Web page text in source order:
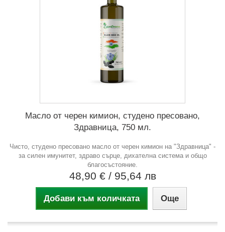
Масло от черен кимион, студено пресовано,
Здравница, 750 мл.
Чисто, студено пресовано масло от черен кимион на "Здравница" -
за силен имунитет, здраво сърце, дихателна система и общо
благосъстояние.
48,90 € / 95,64 лв
Добави към количката Още